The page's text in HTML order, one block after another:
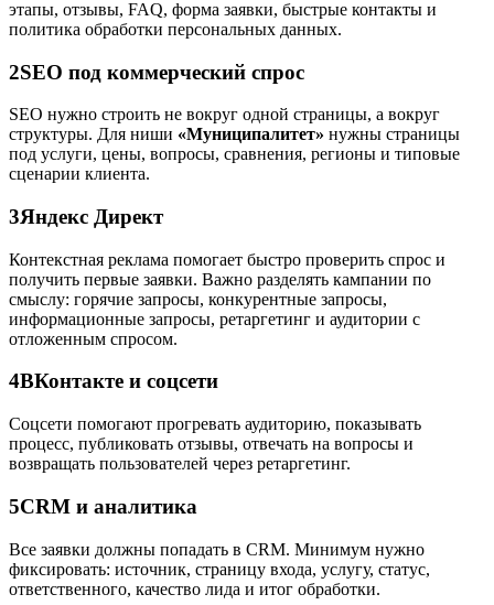
этапы, отзывы, FAQ, форма заявки, быстрые контакты и
политика обработки персональных данных.
2SEO под коммерческий спрос
SEO нужно строить не вокруг одной страницы, а вокруг
структуры. Для ниши «Муниципалитет» нужны страницы
под услуги, цены, вопросы, сравнения, регионы и типовые
сценарии клиента.
3Яндекс Директ
Контекстная реклама помогает быстро проверить спрос и
получить первые заявки. Важно разделять кампании по
смыслу: горячие запросы, конкурентные запросы,
информационные запросы, ретаргетинг и аудитории с
отложенным спросом.
4ВКонтакте и соцсети
Соцсети помогают прогревать аудиторию, показывать
процесс, публиковать отзывы, отвечать на вопросы и
возвращать пользователей через ретаргетинг.
5CRM и аналитика
Все заявки должны попадать в CRM. Минимум нужно
фиксировать: источник, страницу входа, услугу, статус,
ответственного, качество лида и итог обработки.